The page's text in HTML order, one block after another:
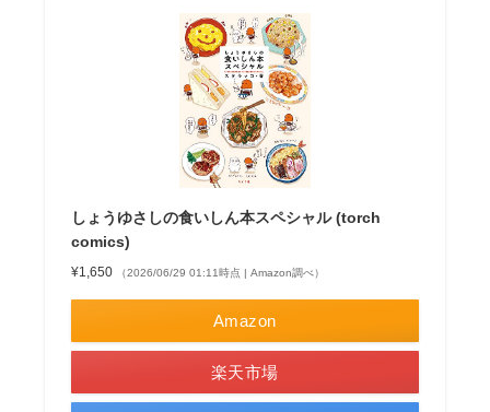
しょうゆさしの食いしん本スペシャル (torch
comics)
¥1,650 （2026/06/29 01:11時点 | Amazon調べ）
Amazon
楽天市場